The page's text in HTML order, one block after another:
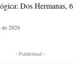
Dos Hermanas,
de 2026
- Publicidad -